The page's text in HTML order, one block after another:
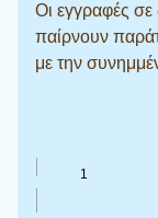
Οι εγγραφές σε
παίρνουν
με την